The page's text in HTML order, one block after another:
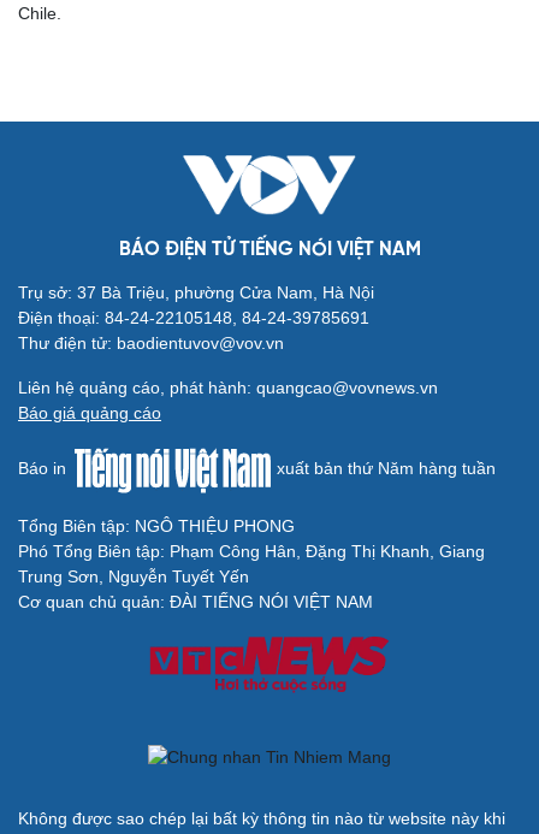
Chile.
BÁO ĐIỆN TỬ TIẾNG NÓI VIỆT NAM
Trụ sở: 37 Bà Triệu, phường Cửa Nam, Hà Nội
Điện thoại: 84-24-22105148, 84-24-39785691
Thư điện tử: baodientuvov@vov.vn
Liên hệ quảng cáo, phát hành: quangcao@vovnews.vn
Báo giá quảng cáo
Báo in xuất bản thứ Năm hàng tuần
Tổng Biên tập: NGÔ THIỆU PHONG
Phó Tổng Biên tập: Phạm Công Hân, Đặng Thị Khanh, Giang
Trung Sơn, Nguyễn Tuyết Yến
Cơ quan chủ quản: ĐÀI TIẾNG NÓI VIỆT NAM
Không được sao chép lại bất kỳ thông tin nào từ website này khi